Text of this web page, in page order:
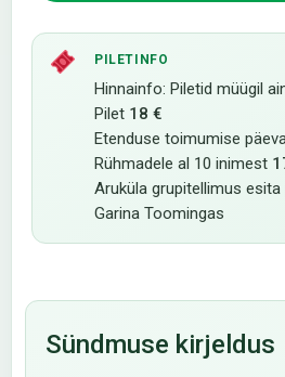
PILETINFO
Hinnainfo: Piletid müügil
Pilet 18 €
Etenduse toimumise
Rühmadele al 10 inimest
Aruküla grupitellimus esita
Garina Toomingas
Sündmuse kirjeldus